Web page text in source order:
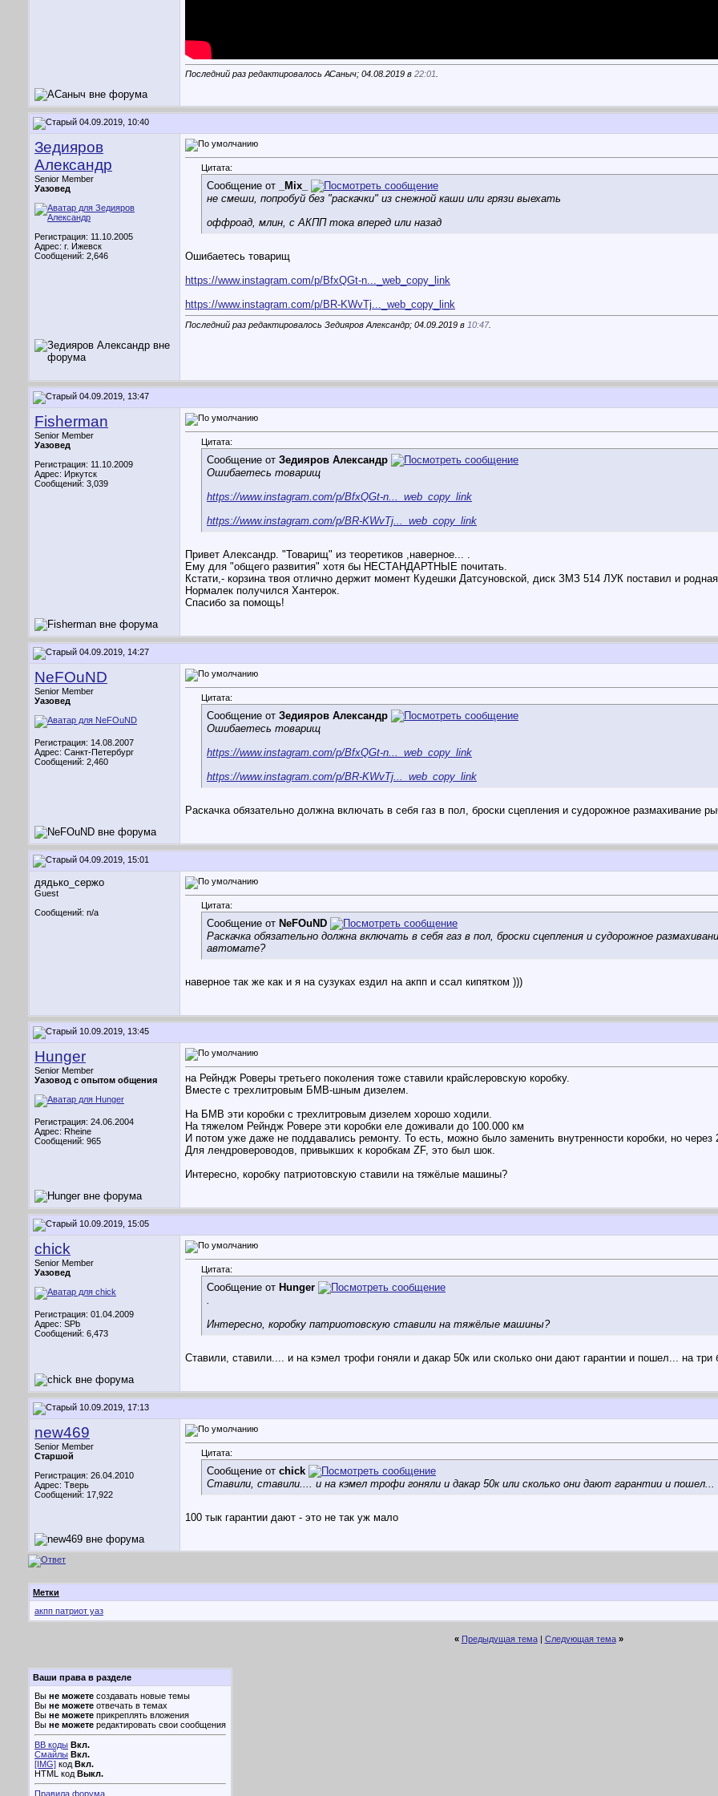
Последний раз редактировалось АСаныч; 04.08.2019 в 22:01
04.09.2019, 10:40
Зедияров
Александр
Senior Member
Уазовед
Регистрация: 11.10.2005
Адрес: г. Ижевск
Сообщений: 2,646
Цитата:
Сообщение от
_Mix_
не смеши, попробуй без "раскачки" из снежной каши или грязи выехать
оффроад, млин, с АКПП тока вперед или назад
Ошибаетесь товарищ
https://www.instagram.com/p/BfxQGt-n..._web_copy_link
https://www.instagram.com/p/BR-KWvTj..._web_copy_link
Последний раз редактировалось Зедияров Александр; 04.09.2019 в 10:47.
04.09.2019, 13:47
Fisherman
Senior Member
Уазовед
Регистрация: 11.10.2009
Адрес: Иркутск
Сообщений: 3,039
Цитата:
Сообщение от Зедияров Александр
Ошибаетесь товарищ
https://www.instagram.com/p/BfxQGt-n..._web_copy_link
https://www.instagram.com/p/BR-KWvTj..._web_copy_link
Привет Александр. "Товарищ" из теоретиков ,наверное... .
Ему для "общего развития" хотя бы НЕСТАНДАРТНЫЕ почитать.
Кстати,- корзина твоя отлично держит момент Кудешки Датсуновской, диск ЗМЗ 514 ЛУК поставил и
Нормалек получился Хантерок.
Спасибо за помощь!
04.09.2019, 14:27
NeFOuND
Senior Member
Уазовед
Регистрация: 14.08.2007
Адрес: Санкт-Петербург
Сообщений: 2,460
Цитата:
Сообщение от Зедияров Александр
Ошибаетесь товарищ
https://www.instagram.com/p/BfxQGt-n..._web_copy_link
https://www.instagram.com/p/BR-KWvTj..._web_copy_link
Раскачка обязательно должна включать в себя газ в пол, броски сцепления и судорожное размахивание
04.09.2019, 15:01
дядько_сержо
Guest
Сообщений: n/a
Цитата:
Сообщение от NeFOuND
Раскачка обязательно должна включать в себя газ в пол, броски сцепления и судорожное
автомате?
наверное так же как и я на сузуках ездил на акпп и ссал кипятком )))
10.09.2019, 13:45
Hunger
Senior Member
Уазовод с опытом общения
Регистрация: 24.06.2004
Адрес: Rheine
Сообщений: 965
на Рейндж Роверы третьего поколения тоже ставили крайслеровскую коробку.
Вместе с трехлитровым БМВ-шным дизелем.
На БМВ эти коробки с трехлитровым дизелем хорошо ходили.
На тяжелом Рейндж Ровере эти коробки еле доживали до 100.000 км
И потом уже даже не поддавались ремонту. То есть, можно было заменить внутренности коробки, но
Для лендровероводов, привыкших к коробкам ZF, это был шок.
Интересно, коробку патриотовскую ставили на тяжёлые машины?
10.09.2019, 15:05
chick
Senior Member
Уазовед
Регистрация: 01.04.2009
Адрес: SPb
Сообщений: 6,473
Цитата:
Сообщение от Hunger
.
Интересно, коробку патриотовскую ставили на тяжёлые машины?
Ставили, ставили.... и на кэмел трофи гоняли и дакар 50к или сколько они дают гарантии и пошел... на три
10.09.2019, 17:13
new469
Senior Member
Старшой
Регистрация: 26.04.2010
Адрес: Тверь
Сообщений: 17,922
Цитата:
Сообщение от chick
Ставили, ставили.... и на кэмел трофи гоняли и дакар 50к или сколько они дают гарантии и
100 тык гарантии дают - это не так уж мало
Метки
акпп патриот уаз
« Предыдущая тема| Следующая тема »
Ваши права в разделе
Вы не можете создавать новые темы
Вы не можете отвечать в темах
Вы не можете прикреплять вложения
Вы не можете редактировать свои сообщения
BB коды Вкл.
Смайлы Вкл.
[IMG] код Вкл.
HTML код Выкл.
Правила форума